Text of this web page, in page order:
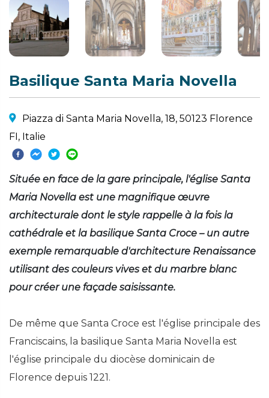
Basilique Santa Maria Novella
Piazza di Santa Maria Novella, 18, 50123 Florence
FI, Italie
Située en face de la gare principale, l'église Santa
Maria Novella est une magnifique œuvre
architecturale dont le style rappelle à la fois la
cathédrale et la basilique Santa Croce – un autre
exemple remarquable d'architecture Renaissance
utilisant des couleurs vives et du marbre blanc
pour créer une façade saisissante.
De même que Santa Croce est l'église principale des
Franciscains, la basilique Santa Maria Novella est
l'église principale du diocèse dominicain de
Florence depuis 1221.